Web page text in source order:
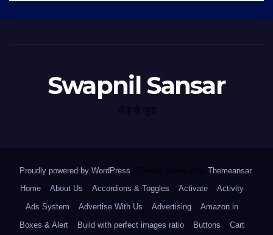
Swapnil Sansar
भीड़ से जुदा
Proudly powered by WordPress Theme: Newsup by Themeansar.
Home
About Us Accordions & Toggles Activate
Activity
Ads System
Advertise With Us Advertising
Amazon.in
Boxes & Alert
Build with perfect images ratio Buttons
Cart